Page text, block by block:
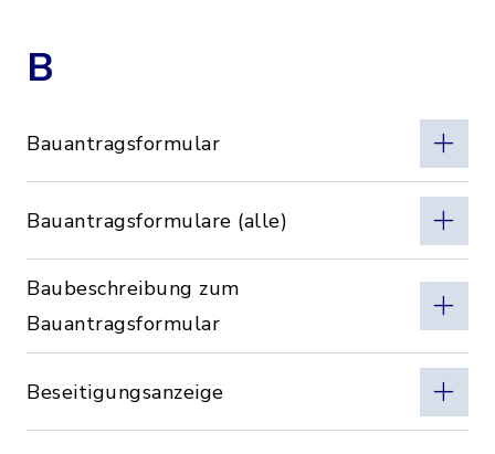
B
Bauantragsformular
Bauantragsformulare (alle)
Baubeschreibung zum
Bauantragsformular
Beseitigungsanzeige